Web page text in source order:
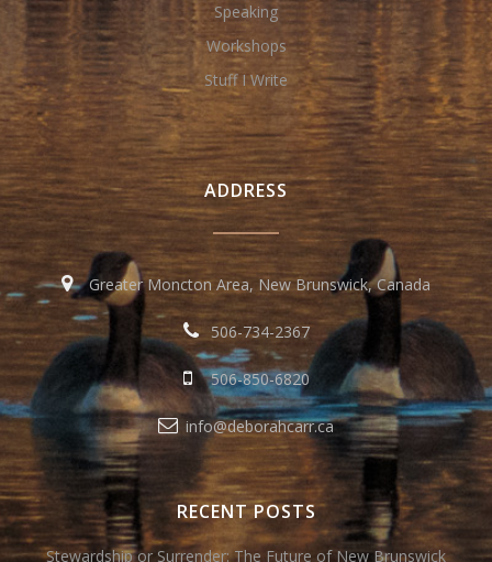
Speaking
Workshops
Stuff I Write
ADDRESS
Greater Moncton Area, New Brunswick, Canada
506-734-2367
506-850-6820
info@deborahcarr.ca
RECENT POSTS
Stewardship or Surrender: The Future of New Brunswick